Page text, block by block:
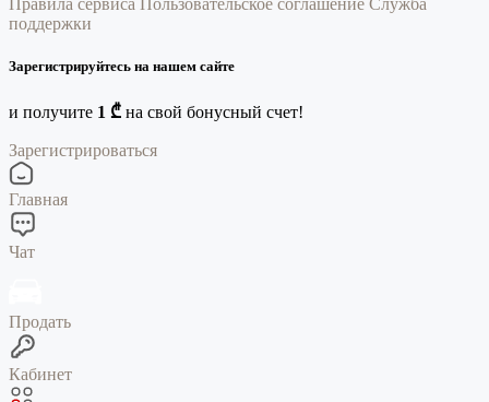
Правила сервиса Пользовательское соглашение Служба
поддержки
Зарегистрируйтесь на нашем сайте
и получите 1 ₾ на свой бонусный счет!
Зарегистрироваться
Главная
Чат
Продать
Кабинет